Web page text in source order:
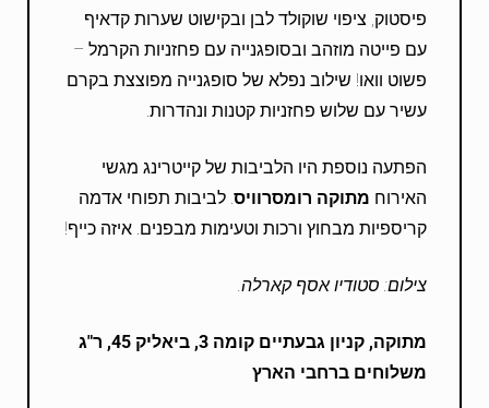
פיסטוק, ציפוי שוקולד לבן ובקישוט שערות קדאיף
עם פייטה מוזהב ובסופגנייה עם פחזניות הקרמל –
פשוט וואו! שילוב נפלא של סופגנייה מפוצצת בקרם
עשיר עם שלוש פחזניות קטנות ונהדרות.
הפתעה נוספת היו הלביבות של קייטרינג מגשי
האירוח מתוקה רומסרוויס . לביבות תפוחי אדמה
קריספיות מבחוץ ורכות וטעימות מבפנים. איזה כייף!
צילום: סטודיו אסף קארלה.
מתוקה, קניון גבעתיים קומה 3, ביאליק 45, ר"ג
משלוחים ברחבי הארץ